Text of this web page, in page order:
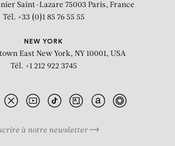
Sightings
Saint-Lazare 75003 Paris, France
Tél. +33 (0)1 85 76 55 55
NEW YORK
East New York, NY 10001, USA
Tél. +1 212 922 3745
à notre newsletter